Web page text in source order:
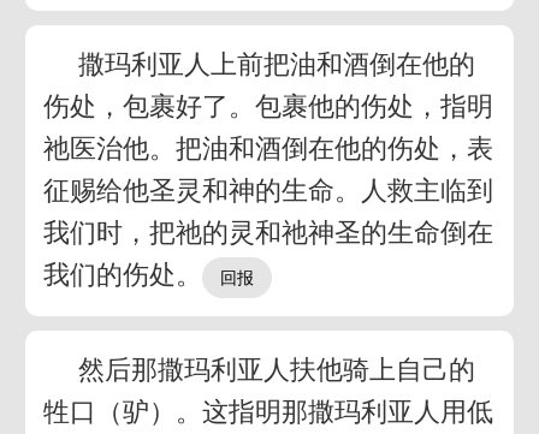
撒玛利亚人上前把油和酒倒在他的
伤处，包裹好了。包裹他的伤处，指明
祂医治他。把油和酒倒在他的伤处，表
征赐给他圣灵和神的生命。人救主临到
我们时，把祂的灵和祂神圣的生命倒在
我们的伤处。
然后那撒玛利亚人扶他骑上自己的
牲口（驴）。这指明那撒玛利亚人用低